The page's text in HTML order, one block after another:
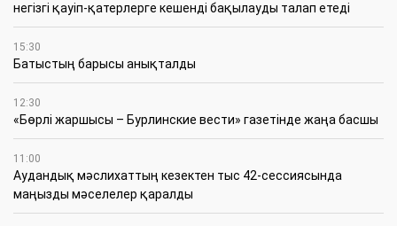
негізгі қауіп-қатерлерге кешенді бақылауды талап етеді
15:30
Батыстың барысы анықталды
12:30
«Бөрлі жаршысы – Бурлинские вести» газетінде жаңа басшы
11:00
Аудандық мәслихаттың кезектен тыс 42-сессиясында
маңызды мәселелер қаралды